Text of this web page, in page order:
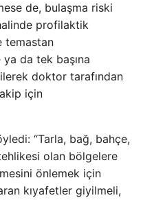
de, bulaşma riski
profilaktik
temastan
da tek başına
doktor tarafından
için
“Tarla, bağ, bahçe,
olan bölgelere
önlemek için
kıyafetler giyilmeli,